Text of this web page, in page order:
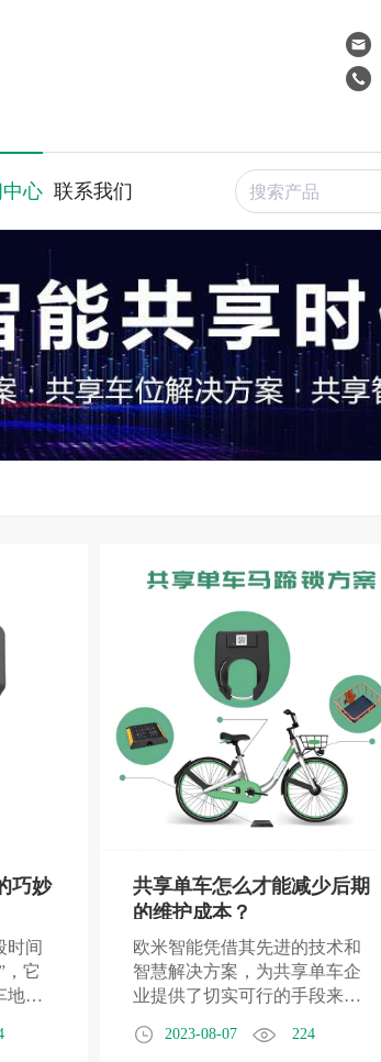
心 联系我们
巧妙
时间
，它
地
是
共享单车怎么才能减少后期
的维护成本？
欧米智能凭借其先进的技术和
智慧解决方案，为共享单车企
业提供了切实可行的手段来降
位和追踪技术、智能锁具系
2023-08-07 224